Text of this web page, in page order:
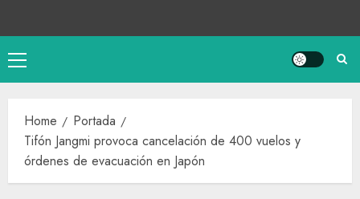
Home
Portada
Tifón Jangmi provoca cancelación de 400 vuelos y
órdenes de evacuación en Japón